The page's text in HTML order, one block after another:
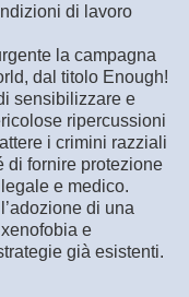
di lavoro
la campagna
dal titolo Enough!
sensibilizzare e
ripercussioni
i crimini razziali
di fornire protezione
e medico.
di una
e
già esistenti.